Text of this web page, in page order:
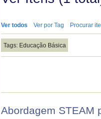
Ver todos Ver por Tag Procurar
Tags: Educação Básica
Abordagem STEAM